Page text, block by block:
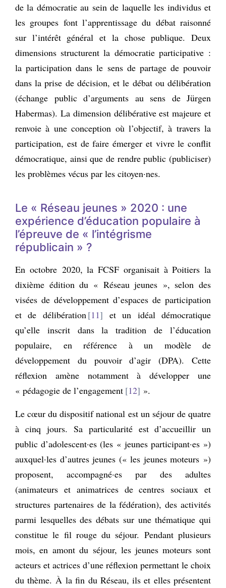
de la démocratie au sein de laquelle les individus et
les groupes font l’apprentissage du débat raisonné
sur l’intérêt général et la chose publique. Deux
dimensions structurent la démocratie participative :
la participation dans le sens de partage de pouvoir
dans la prise de décision, et le débat ou délibération
(échange public d’arguments au sens de Jürgen
Habermas). La dimension délibérative est majeure et
renvoie à une conception où l’objectif, à travers la
participation, est de faire émerger et vivre le conflit
démocratique, ainsi que de rendre public (publiciser)
les problèmes vécus par les citoyen·nes.
Le « Réseau jeunes » 2020 : une
expérience d’éducation populaire à
l’épreuve de « l’intégrisme
républicain » ?
En octobre 2020, la FCSF organisait à Poitiers la
dixième édition du « Réseau jeunes », selon des
visées de développement d’espaces de participation
et de délibération 11
et un idéal démocratique
qu’elle inscrit dans la tradition de l’éducation
populaire, en référence à un modèle de
développement du pouvoir d’agir (DPA). Cette
réflexion amène notamment à développer une
« pédagogie de l’engagement 12 ».
Le cœur du dispositif national est un séjour de quatre
à cinq jours. Sa particularité est d’accueillir un
public d’adolescent·es (les « jeunes participant·es »)
auxquel·les d’autres jeunes (« les jeunes moteurs »)
proposent, accompagné·es par des adultes
(animateurs et animatrices de centres sociaux et
structures partenaires de la fédération), des activités
parmi lesquelles des débats sur une thématique qui
constitue le fil rouge du séjour. Pendant plusieurs
mois, en amont du séjour, les jeunes moteurs sont
acteurs et actrices d’une réflexion permettant le choix
du thème. À la fin du Réseau, ils et elles présentent